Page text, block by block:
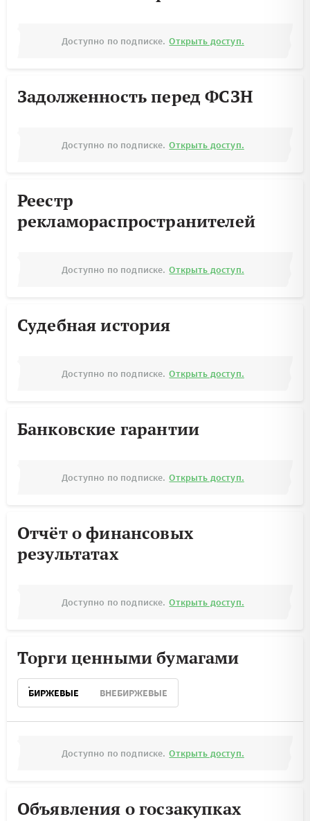
Доступно по подписке. Открыть доступ.
Задолженность перед ФСЗН
Доступно по подписке. Открыть доступ.
Реестр
рекламораспространителей
Доступно по подписке. Открыть доступ.
Судебная история
Доступно по подписке. Открыть доступ.
Банковские гарантии
Доступно по подписке. Открыть доступ.
Отчёт о финансовых
результатах
Доступно по подписке. Открыть доступ.
Торги ценными бумагами
БИРЖЕВЫЕ ВНЕБИРЖЕВЫЕ
Доступно по подписке. Открыть доступ.
Объявления о госзакупках